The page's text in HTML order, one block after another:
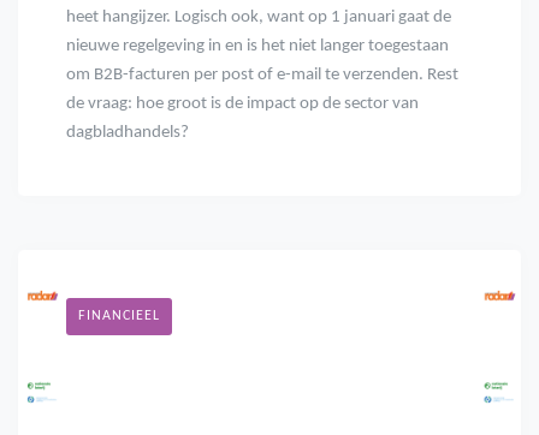
heet hangijzer. Logisch ook, want op 1 januari gaat de
nieuwe regelgeving in en is het niet langer toegestaan
om B2B-facturen per post of e-mail te verzenden. Rest
de vraag: hoe groot is de impact op de sector van
dagbladhandels?
FINANCIEEL